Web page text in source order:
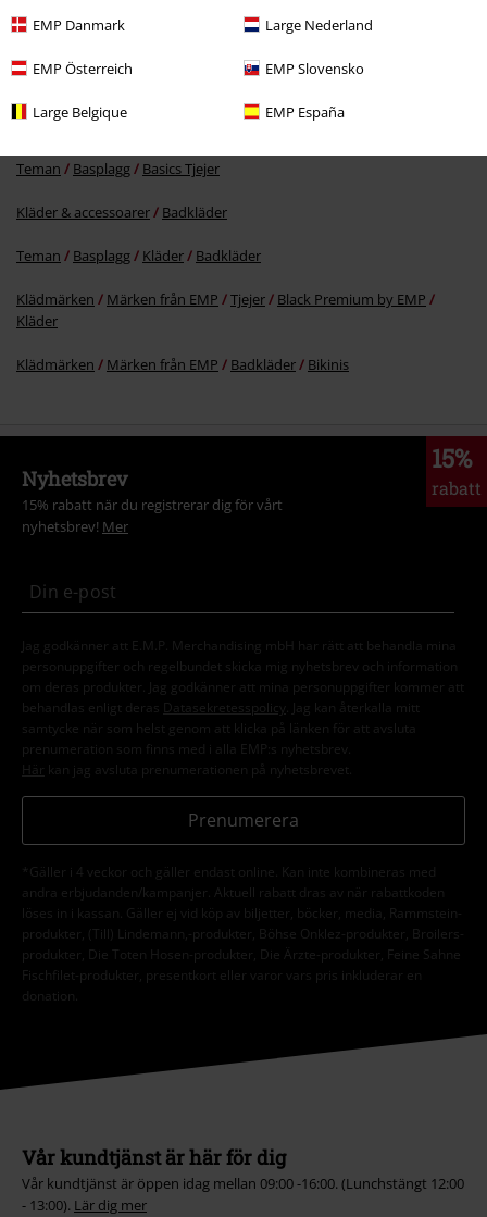
EMP Danmark Large Nederland
EMP Österreich EMP Slovensko
Large Belgique EMP España
63% RABATT
Teman Basplagg Basics Tjejer
Kläder & accessoarer Badkläder
Teman Basplagg Kläder Badkläder
Klädmärken Märken från EMP Tjejer
Black Premium by EMP
Kläder
Klädmärken Märken från EMP Badkläder Bikinis
15%
rabatt
Nyhetsbrev
15% rabatt när du registrerar dig för vårt
nyhetsbrev! Mer
Jag godkänner att E.M.P. Merchandising mbH har rätt att behandla mina
personuppgifter och regelbundet skicka mig nyhetsbrev och information
om deras produkter. Jag godkänner att mina personuppgifter kommer att
behandlas enligt deras
Datasekretesspolicy
. Jag kan återkalla mitt
samtycke när som helst genom att klicka på länken för att avsluta
prenumeration som finns med i alla EMP:s nyhetsbrev.
Här kan jag avsluta prenumerationen på nyhetsbrevet.
Prenumerera
*Gäller i 4 veckor och gäller endast online. Kan inte kombineras med
andra erbjudanden/kampanjer. Aktuell rabatt dras av när rabattkoden
löses in i kassan. Gäller ej vid köp av biljetter, böcker, media, Rammstein-
produkter, (Till) Lindemann,-produkter, Böhse Onklez-produkter, Broilers-
produkter, Die Toten Hosen-produkter, Die Ärzte-produkter, Feine Sahne
Fischfilet-produkter, presentkort eller varor vars pris inkluderar en
donation.
Vår kundtjänst är här för dig
Vår kundtjänst är öppen idag mellan 09:00 -16:00. (Lunchstängt 12:00
- 13:00). Lär dig mer